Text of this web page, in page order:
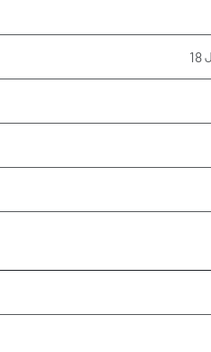
18